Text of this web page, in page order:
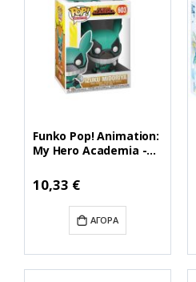
Funko Pop! Animation:
My Hero Academia -
(FNK29306)
10,33 €
ΑΓΟΡΆ